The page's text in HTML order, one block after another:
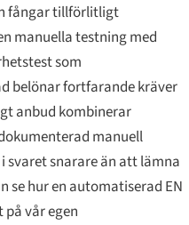
fångar tillförlitligt
manuella testning med
som
belönar fortfarande kräver
anbud kombinerar
manuell
svaret snarare än att lämna
se hur en automatiserad EN
på vår egen